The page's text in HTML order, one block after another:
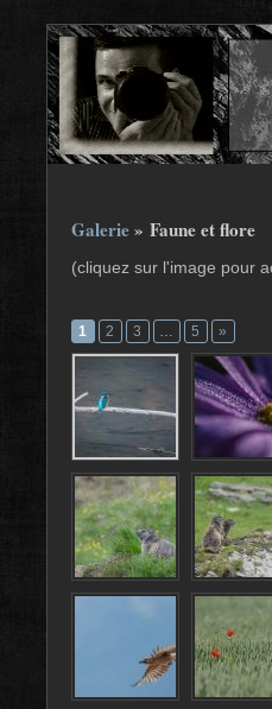
Galerie» Faune et flore
(cliquez sur l'image pour
1 2 3 … 5 »